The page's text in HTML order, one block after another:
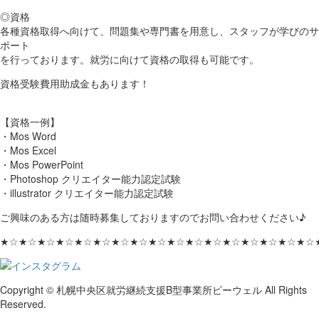
◎資格
各種資格取得へ向けて、問題集や専門書を用意し、スタッフが学びのサ
ポート
を行っております。就労に向けて資格の取得も可能です。
資格受験費用助成金もあります！
【資格一例】
・Mos Word
・Mos Excel
・Mos PowerPoint
・Photoshop クリエイター能力認定試験
・illustrator クリエイター能力認定試験
ご興味のある方は随時募集しておりますのでお問い合わせください♪
Copyright © 札幌中央区就労継続支援B型事業所ビーウェル All Rights
Reserved.